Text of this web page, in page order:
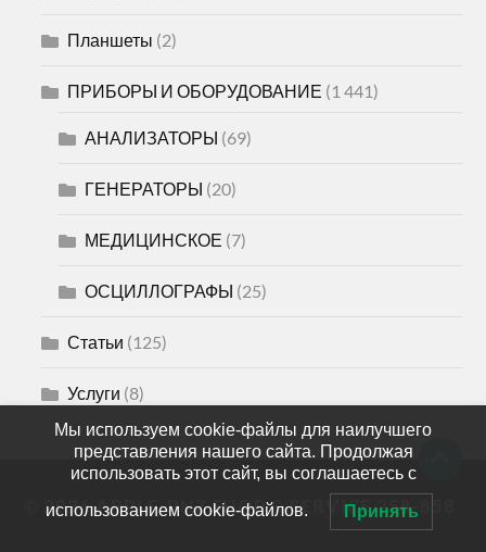
Планшеты (2)
ПРИБОРЫ И ОБОРУДОВАНИЕ (1 441)
АНАЛИЗАТОРЫ (69)
ГЕНЕРАТОРЫ (20)
МЕДИЦИНСКОЕ (7)
ОСЦИЛЛОГРАФЫ (25)
Статьи (125)
Услуги (8)
© 2026APPLE-PNZ SHOP & SERVICE 258-858
Мы используем cookie-файлы для наилучшего
представления нашего сайта. Продолжая
использовать этот сайт, вы соглашаетесь с
использованием cookie-файлов. Принять